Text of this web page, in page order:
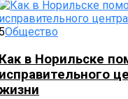
Общество
в Норильске